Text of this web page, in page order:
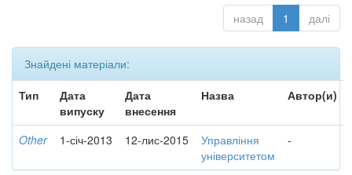
назад 1 далі
Знайдені матеріали:
Тип
Дата
випуску
Дата
внесення
Назва Автор(и)
Other 1-січ-2013 12-лис-2015
Управління
університетом
-